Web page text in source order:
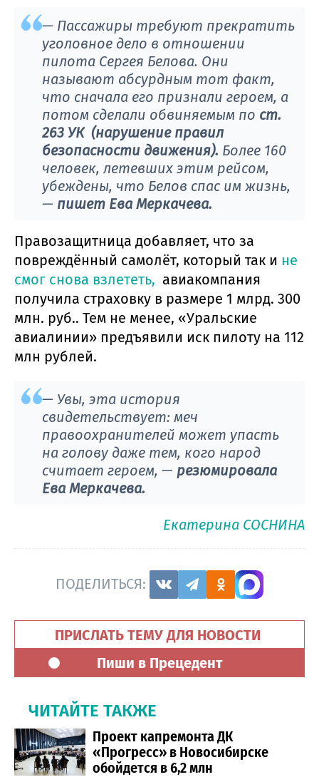
— Пассажиры требуют прекратить
уголовное дело в отношении
пилота Сергея Белова. Они
называют абсурдным тот факт,
что сначала его признали героем, а
потом сделали обвиняемым по ст.
263 УК (нарушение правил
безопасности движения). Более 160
человек, летевших этим рейсом,
убеждены, что Белов спас им жизнь,
— пишет Ева Меркачева.
Правозащитница добавляет, что за
повреждённый самолёт, который так и не
смог снова взлететь, авиакомпания
получила страховку в размере 1 млрд. 300
млн. руб.. Тем не менее, «Уральские
авиалинии» предъявили иск пилоту на 112
млн рублей.
— Увы, эта история
свидетельствует: меч
правоохранителей может упасть
на голову даже тем, кого народ
считает героем, — резюмировала
Ева Меркачева.
Екатерина СОСНИНА
ПОДЕЛИТЬСЯ:
ПРИСЛАТЬ ТЕМУ ДЛЯ НОВОСТИ
Пиши в Прецедент
ЧИТАЙТЕ ТАКЖЕ
Проект капремонта ДК
«Прогресс» в Новосибирске
обойдется в 6,2 млн